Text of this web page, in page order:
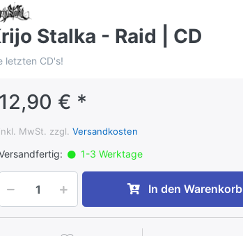
Stalka - Raid | CD
letzten CD's!
12,90 € *
inkl. MwSt. zzgl. Versandkosten
1-3 Werktage
In den Warenkorb